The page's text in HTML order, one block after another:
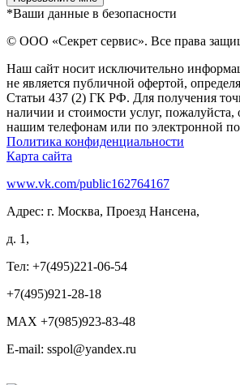
*Ваши данные в безопасности
© ООО «Секрет сервис». Все права
Наш сайт носит исключительно
не является публичной офертой,
Статьи 437 (2) ГК РФ. Для получения
наличии и стоимости услуг, пожалуйста,
нашим телефонам или по электронной
Политика конфиденциальности
Карта сайта
www.vk.com/public162764167
Адрес: г. Москва, Проезд Нансена,
д. 1,
Тел: +7(495)221-06-54
+7(495)921-28-18
MAX +7(985)923-83-48
E-mail: sspol@yandex.ru